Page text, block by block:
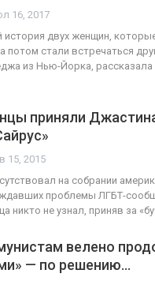
16, 2017
история двух женщин,
потом стали встречаться
из Нью-Йорка, рассказала
приняли
15, 2015
на собрании
проблемы ЛГБТ-
никто не узнал, приняв за
велено
— по решению…